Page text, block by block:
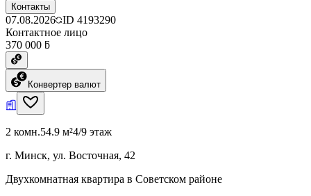
Контакты
07.08.2026 ID 4193290
Контактное лицо
370 000 ƃ
Конвертер валют
2 комн.54.9 м²4/9 этаж
г. Минск, ул. Восточная, 42
Двухкомнатная квартира в Советском районе